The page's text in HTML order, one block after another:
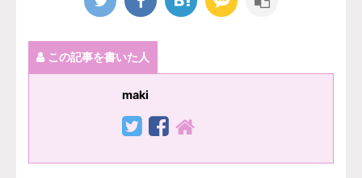
この記事を書いた人
maki